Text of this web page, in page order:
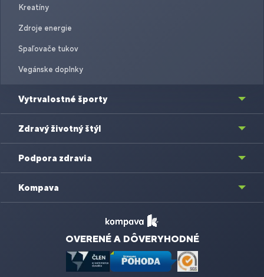
Kreatíny
Zdroje energie
Spaľovače tukov
Vegánske doplnky
Vytrvalostné športy
Zdravý životný štýl
Podpora zdravia
Kompava
OVERENÉ A DÔVERYHODNÉ